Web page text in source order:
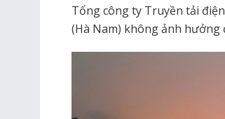
Tổng công ty Truyền tải
(Hà Nam) không ảnh